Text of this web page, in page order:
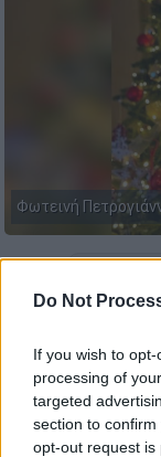
Do Not
If you wish to
processing of
targeted
section to
opt-out request is
Φωτεινή
τηςφαίνεται
Πετρογιάννη,
για πρώτη